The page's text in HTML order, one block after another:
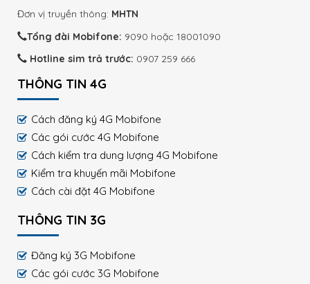
Đơn vị truyền thông: MHTN
Tổng đài Mobifone: 9090 hoặc 18001090
Hotline sim trả trước: 0907 259 666
THÔNG TIN 4G
Cách đăng ký 4G Mobifone
Các gói cước 4G Mobifone
Cách kiểm tra dung lượng 4G Mobifone
Kiểm tra khuyến mãi Mobifone
Cách cài đặt 4G Mobifone
THÔNG TIN 3G
Đăng ký 3G Mobifone
Các gói cước 3G Mobifone